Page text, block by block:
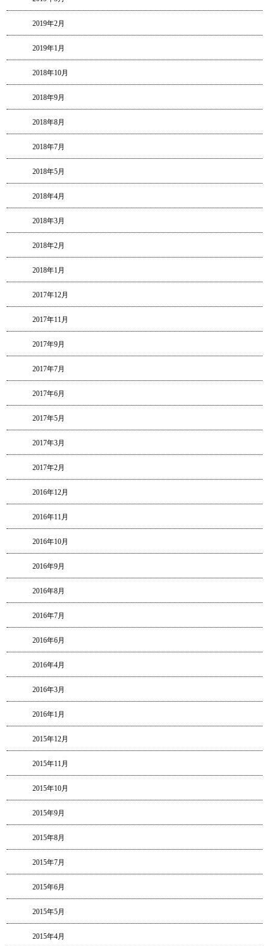
2019年2月
2019年1月
2018年10月
2018年9月
2018年8月
2018年7月
2018年5月
2018年4月
2018年3月
2018年2月
2018年1月
2017年12月
2017年11月
2017年9月
2017年7月
2017年6月
2017年5月
2017年3月
2017年2月
2016年12月
2016年11月
2016年10月
2016年9月
2016年8月
2016年7月
2016年6月
2016年4月
2016年3月
2016年1月
2015年12月
2015年11月
2015年10月
2015年9月
2015年8月
2015年7月
2015年6月
2015年5月
2015年4月